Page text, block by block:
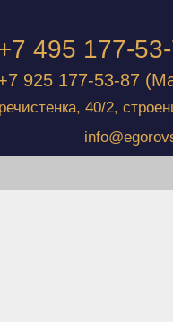
495 177-
925 177-53-87
40/2,